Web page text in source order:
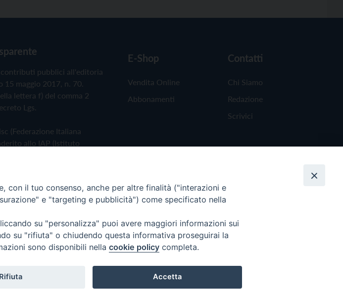
pubblici all'editoria
15 maggio 2017, n. 70.
lettera f) del comma 2
Lgs.
(Federazione Italiana
allo IAP (Istituto
E-Shop
Vendita Online
Abbonamenti
Contatti
Chi Siamo
Redazione
Scrivici
con il tuo consenso, anche per altre finalità ("interazioni e
e "targeting e pubblicità") come specificato nella
su "personalizza" puoi avere maggiori informazioni sui
su "rifiuta" o chiudendo questa informativa proseguirai la
sono disponibili nella cookie policy completa.
Rifiuta Accetta